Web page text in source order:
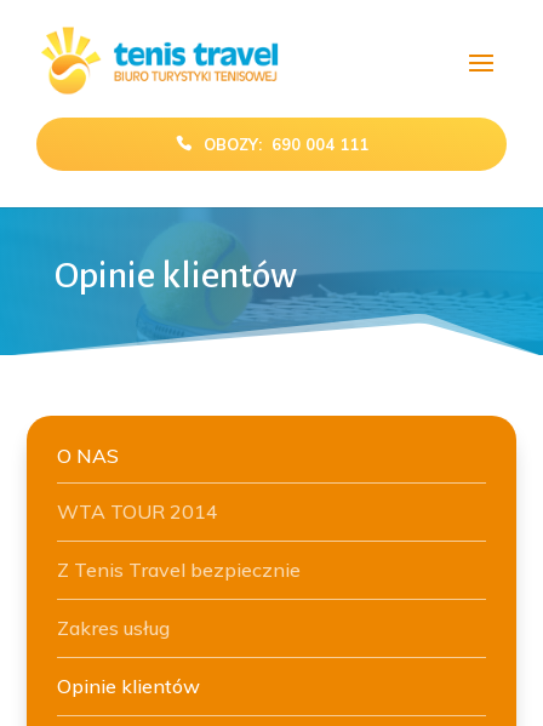
OBOZY: 690 004 111
Opinie klientów
O NAS
WTA TOUR 2014
Z Tenis Travel bezpiecznie
Zakres usług
Opinie klientów